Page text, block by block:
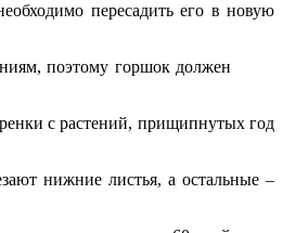
пересадить его в новую
поэтому горшок должен
с растений, прищипнутых год
нижние листья, а остальные –